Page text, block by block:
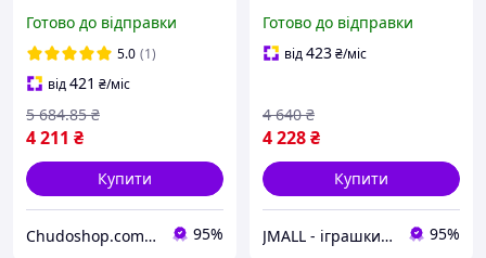
телескопічна ручка
футкавер підсклянник
легкий компактний
Готово до відправки
5.0 (1)
від421 ₴/міс
4 211 ₴
5 684.85 ₴
Купити
Chudoshop.com.ua 95%
Готово до відправки
від423₴/міс
4 228₴
4 640 ₴
Купити
JMALL - іграшки та товари для детей 95%